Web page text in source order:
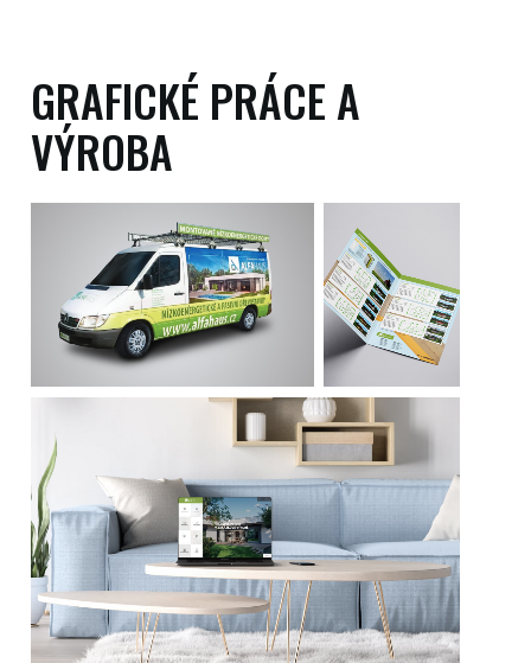
GRAFICKÉ PRÁCE A
VÝROBA